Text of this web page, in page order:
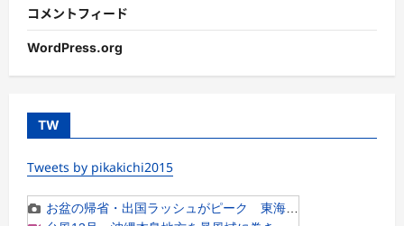
コメントフィード
WordPress.org
TW
Tweets by pikakichi2015